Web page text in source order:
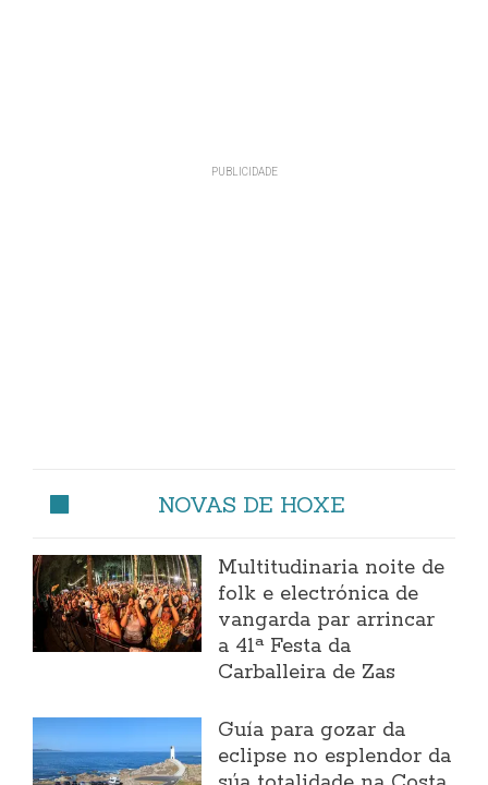
NOVAS DE HOXE
Multitudinaria noite de
folk e electrónica de
vangarda par arrincar
a 41ª Festa da
Carballeira de Zas
Guía para gozar da
eclipse no esplendor da